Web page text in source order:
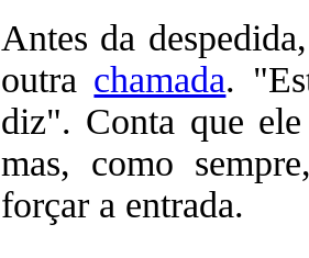
Antes da
outra chamada.
diz". Conta que
mas, como
forçar a entrada.